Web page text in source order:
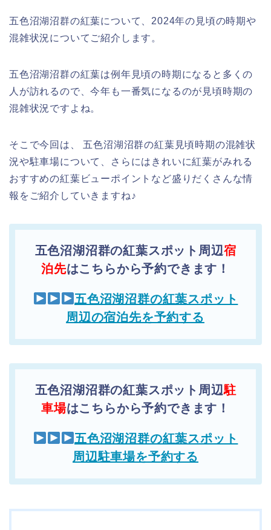
五色沼湖沼群の紅葉について、2024年の見頃の時期や
混雑状況についてご紹介します。
五色沼湖沼群の紅葉は例年見頃の時期になると多くの
人が訪れるので、今年も一番気になるのが見頃時期の
混雑状況ですよね。
そこで今回は、 五色沼湖沼群の紅葉見頃時期の混雑状
況や駐車場について、さらにはきれいに紅葉がみれる
おすすめの紅葉ビューポイントなど盛りだくさんな情
報をご紹介していきますね♪
五色沼湖沼群の紅葉スポット周辺宿
泊先はこちらから予約できます！
五色沼湖沼群の紅葉スポット
周辺の宿泊先を予約する
五色沼湖沼群の紅葉スポット周辺駐
車場はこちらから予約できます！
五色沼湖沼群の紅葉スポット
周辺駐車場を予約する